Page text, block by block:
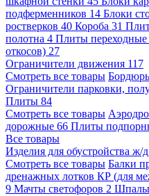
подферменников 14 Блоки
ростверков 40 Короба 31
полотна 4 Плиты переходные
откосов) 27
Ограничители движения 117
Смотреть все товары
Ограничители парковки,
Плиты 84
Смотреть все товары
дорожные 66 Плиты
Все товары
Изделия для обустройства ж/
Смотреть все товары Балки
дренажных лотков КР (для
9 Мачты светофоров 2 Шпалы